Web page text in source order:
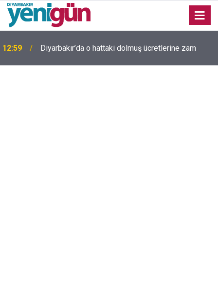
12:59 Diyarbakır’da o hattaki dolmuş ücretlerine zam
11:58
yeniden gündemde